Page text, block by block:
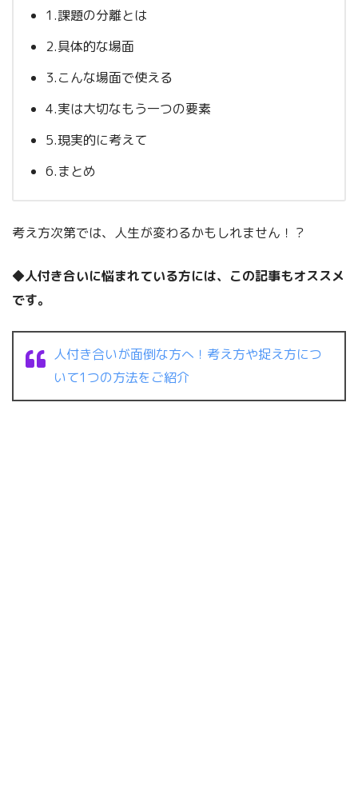
1.課題の分離とは
2.具体的な場面
3.こんな場面で使える
4.実は大切なもう一つの要素
5.現実的に考えて
6.まとめ
考え方次第では、人生が変わるかもしれません！？
◆人付き合いに悩まれている方には、この記事もオススメ
です。
人付き合いが面倒な方へ！考え方や捉え方につ
いて1つの方法をご紹介